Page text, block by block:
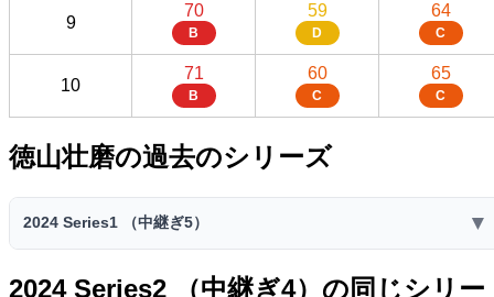
9
70
B
59
D
64
C
10
71
B
60
C
65
C
徳山壮磨の過去のシリーズ
2024 Series1 （中継ぎ5） ▼
2024 Series1 （中継ぎ5）
2024 Series2 （中継ぎ4）の同じシリー